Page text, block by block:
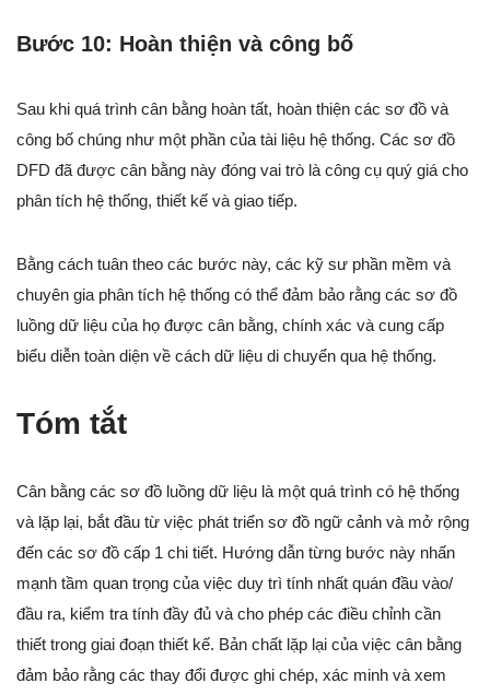
Bước 10: Hoàn thiện và công bố
Sau khi quá trình cân bằng hoàn tất, hoàn thiện các sơ đồ và
công bố chúng như một phần của tài liệu hệ thống. Các sơ đồ
DFD đã được cân bằng này đóng vai trò là công cụ quý giá cho
phân tích hệ thống, thiết kế và giao tiếp.
Bằng cách tuân theo các bước này, các kỹ sư phần mềm và
chuyên gia phân tích hệ thống có thể đảm bảo rằng các sơ đồ
luồng dữ liệu của họ được cân bằng, chính xác và cung cấp
biểu diễn toàn diện về cách dữ liệu di chuyển qua hệ thống.
Tóm tắt
Cân bằng các sơ đồ luồng dữ liệu là một quá trình có hệ thống
và lặp lại, bắt đầu từ việc phát triển sơ đồ ngữ cảnh và mở rộng
đến các sơ đồ cấp 1 chi tiết. Hướng dẫn từng bước này nhấn
mạnh tầm quan trọng của việc duy trì tính nhất quán đầu vào/
đầu ra, kiểm tra tính đầy đủ và cho phép các điều chỉnh cần
thiết trong giai đoạn thiết kế. Bản chất lặp lại của việc cân bằng
đảm bảo rằng các thay đổi được ghi chép, xác minh và xem